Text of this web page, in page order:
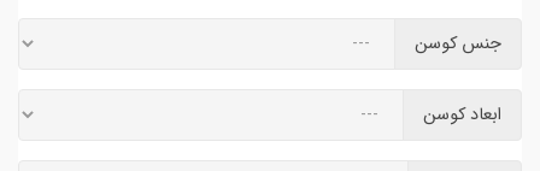
جنس کوسن
ابعاد کوسن